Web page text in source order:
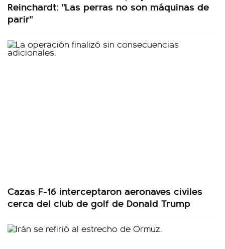
Reinchardt: "Las perras no son máquinas de
parir"
Cazas F-16 interceptaron aeronaves civiles
cerca del club de golf de Donald Trump